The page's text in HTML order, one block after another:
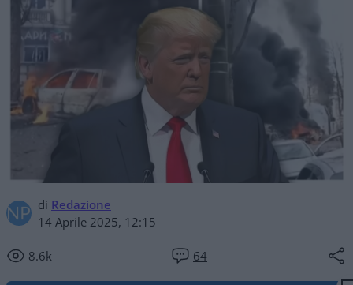
di Redazione
14 Aprile 2025, 12:15
8.6k 64